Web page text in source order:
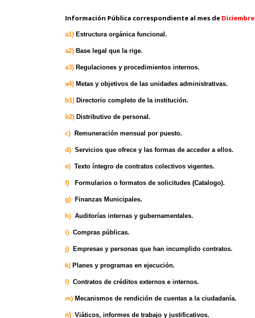
Información Pública correspondiente al mes de Diciembre
a1) Estructura orgánica funcional.
a2) Base legal que la rige.
a3) Regulaciones y procedimientos internos.
a4) Metas y objetivos de las unidades administrativas.
b1) Directorio completo de la institución.
b2) Distributivo de personal.
c) Remuneración mensual por puesto.
d) Servicios que ofrece y las formas de acceder a ellos.
e)Texto íntegro de contratos colectivos vigentes.
f) Formularios o formatos de solicitudes (Catalogo).
g) Finanzas Municipales.
h) Auditorías internas y gubernamentales.
i) Compras públicas.
j) Empresas y personas que han incumplido contratos.
k) Planes y programas en ejecución.
I) Contratos de créditos externos e internos.
m) Mecanismos de rendición de cuentas a la ciudadanía.
n)Viáticos, informes de trabajo y justificativos.